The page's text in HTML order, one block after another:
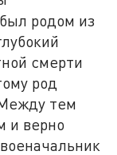
родом из
смерти
род
тем
и верно